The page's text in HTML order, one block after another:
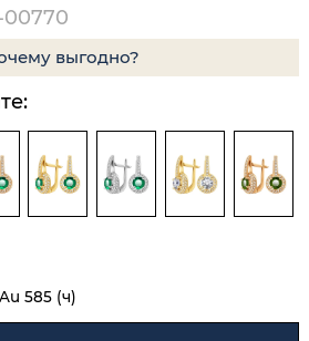
00770
выгодно?
585 (ч)